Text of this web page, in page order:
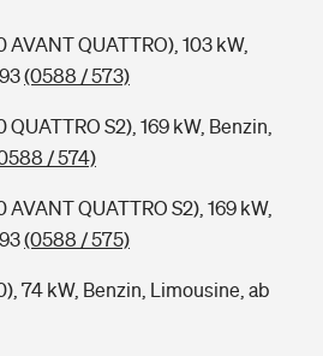
QUATTRO), 103 kW,
(0588 / 573)
S2), 169 kW, Benzin,
/ 574)
QUATTRO S2), 169 kW,
(0588 / 575)
74 kW, Benzin, Limousine, ab